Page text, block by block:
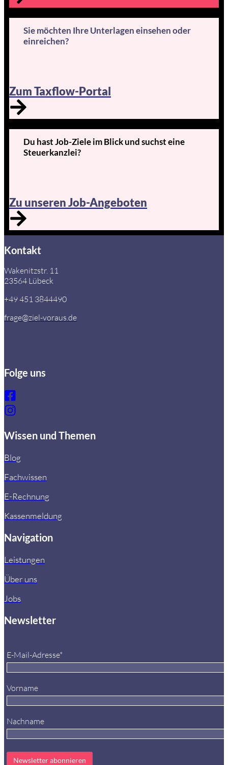
Sie möchten Ihre Unterlagen einsehen oder
einreichen?
Zum Taxflow-Portal
Du hast Job-Ziele im Blick und suchst eine
Steuerkanzlei?
Zu unseren Job-Angeboten
Kontakt
Wakenitzstr. 11
23564 Lübeck
+49 451 3844490
frage@ziel-voraus.de
Folge uns
Wissen und Themen
Blog
Fachwissen
E-Rechnung
Kassenmeldung
Navigation
Leistungen
Über uns
Jobs
Newsletter
E-Mail-Adresse*
Vorname
Nachname